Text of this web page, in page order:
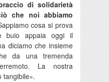
di solidarietà
che noi abbiamo
cosa si prova
buio appaia oggi il
diciamo che insieme
da una tremenda
La nostra
tangibile».